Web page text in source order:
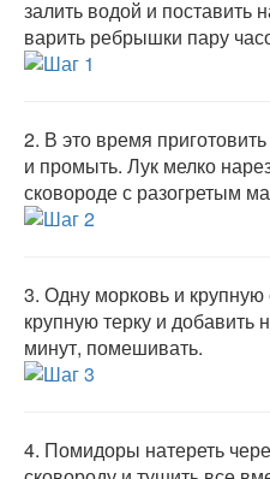
залить водой и поставить
варить ребрышки пару
2. В это время
и промыть. Лук мелко
сковороде с разогретым
3. Одну морковь и крупную
крупную терку и добавить
минут, помешивать.
4. Помидоры натереть